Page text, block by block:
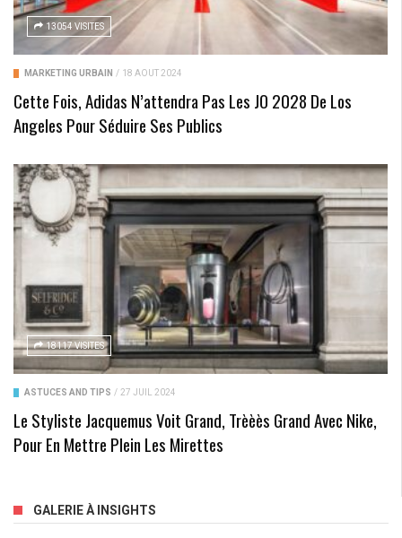
13054 VISITES
MARKETING URBAIN / 18 AOÛT 2024
Cette Fois, Adidas N’attendra Pas Les JO 2028 De Los
Angeles Pour Séduire Ses Publics
18117 VISITES
ASTUCES AND TIPS / 27 JUIL 2024
Le Styliste Jacquemus Voit Grand, Trèèès Grand Avec Nike,
Pour En Mettre Plein Les Mirettes
GALERIE À INSIGHTS